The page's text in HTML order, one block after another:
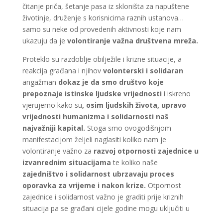
čitanje priča, šetanje pasa iz skloništa za napuštene
životinje, druženje s korisnicima raznih ustanova…
samo su neke od provedenih aktivnosti koje nam
ukazuju da je volontiranje važna društvena mreža.
Proteklo su razdoblje obilježile i krizne situacije, a
reakcija građana i njihov volonterski i solidaran
angažman dokaz je da smo društvo koje
prepoznaje istinske ljudske vrijednosti i iskreno
vjerujemo kako su, osim ljudskih života, upravo
vrijednosti humanizma i solidarnosti naš
najvažniji kapital. Stoga smo ovogodišnjom
manifestacijom željeli naglasiti koliko nam je
volontiranje važno za razvoj otpornosti zajednice u
izvanrednim situacijama te koliko naše
zajedništvo i solidarnost ubrzavaju proces
oporavka za vrijeme i nakon krize. Otpornost
zajednice i solidarnost važno je graditi prije kriznih
situacija pa se građani cijele godine mogu uključiti u